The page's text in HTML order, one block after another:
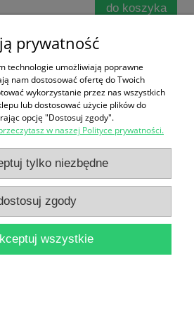
do koszyka
& Adventure : Issue 6 /
48,90 zł
prywatność
technologie umożliwiają poprawne
nam dostosować ofertę do Twoich
wykorzystanie przez nas wszystkich
lub dostosować użycie plików do
opcję "Dostosuj zgody".
w naszej Polityce prywatności.
tylko niezbędne
zgody
wszystkie